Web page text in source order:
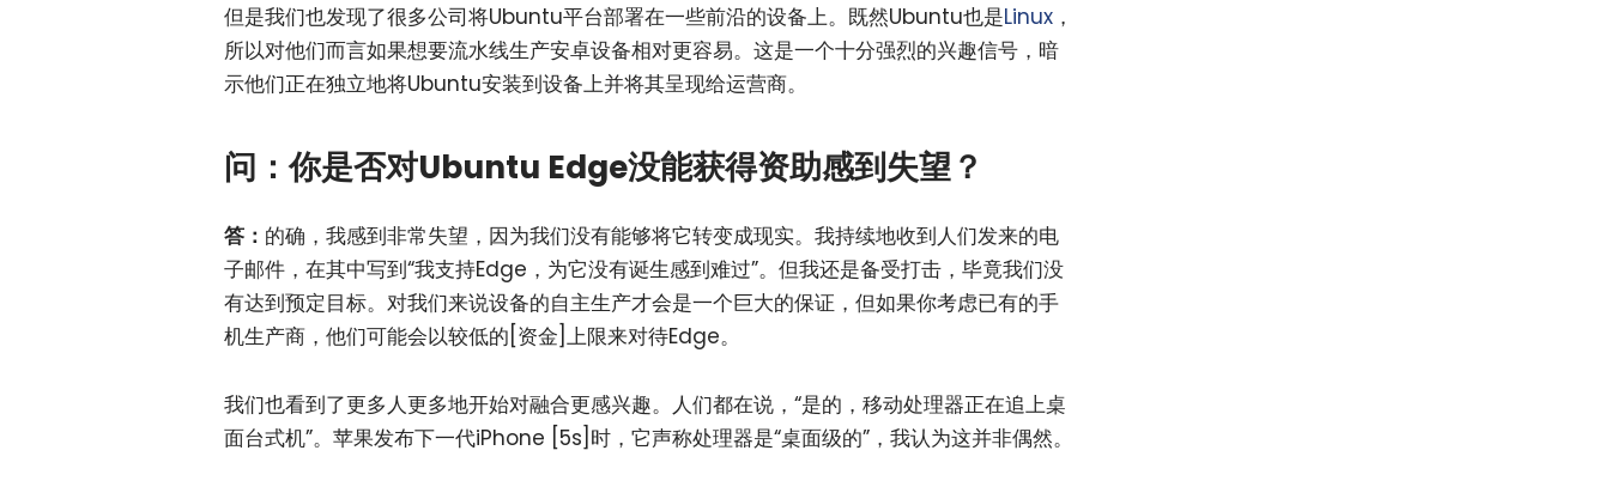
但是我们也发现了很多公司将Ubuntu平台部署在一些前沿的设备上。既然Ubuntu也是Linux ，
所以对他们而言如果想要流水线生产安卓设备相对更容易。这是一个十分强烈的兴趣信号，暗
示他们正在独立地将Ubuntu安装到设备上并将其呈现给运营商。
问：你是否对Ubuntu Edge没能获得资助感到失望？
答： 的确，我感到非常失望，因为我们没有能够将它转变成现实。我持续地收到人们发来的电
子邮件，在其中写到“我支持Edge，为它没有诞生感到难过”。但我还是备受打击，毕竟我们没
有达到预定目标。对我们来说设备的自主生产才会是一个巨大的保证，但如果你考虑已有的手
机生产商，他们可能会以较低的[资金]上限来对待Edge。
我们也看到了更多人更多地开始对融合更感兴趣。人们都在说，“是的，移动处理器正在追上桌
面台式机”。苹果发布下一代iPhone [5s]时，它声称处理器是“桌面级的”，我认为这并非偶然。